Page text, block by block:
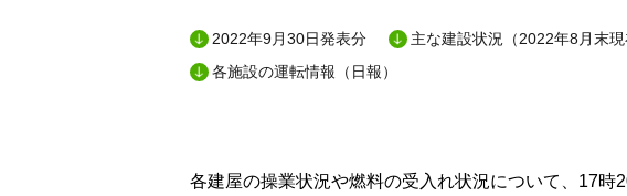
2022年9月30日発表分 主な建設状況（2022年8月末現
各施設の運転情報（日報）
各建屋の操業状況や燃料の受入れ状況について、17